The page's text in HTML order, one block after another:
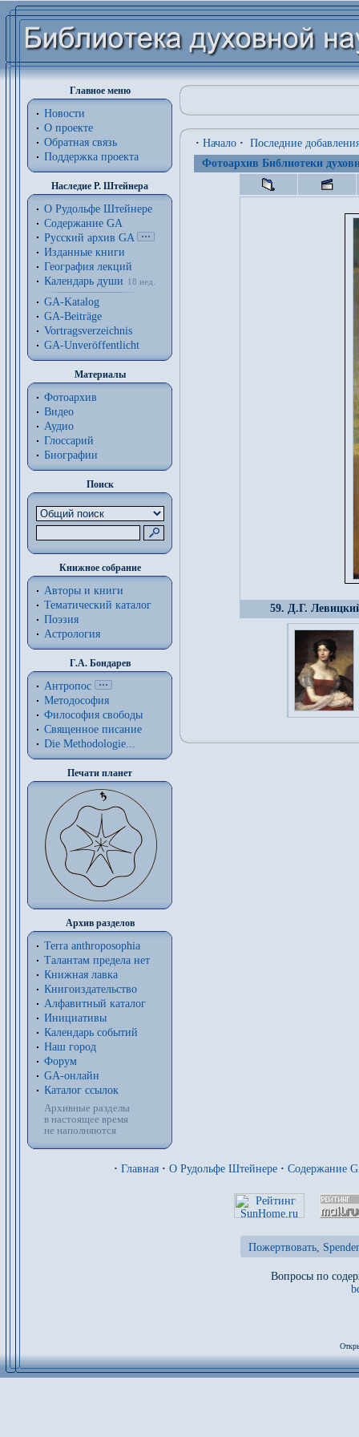
Главное меню
Новости
О проекте
Обратная связь
Поддержка проекта
Наследие Р. Штейнера
О Рудольфе Штейнере
Содержание GA
Русский архив GA
Изданные книги
География лекций
Календарь души
18 нед.
GA-Katalog
GA-Beiträge
Vortragsverzeichnis
GA-Unveröffentlicht
Материалы
Фотоархив
Видео
Аудио
Глоссарий
Биографии
Поиск
Книжное собрание
Авторы и книги
Тематический каталог
Поэзия
Астрология
Г.А. Бондарев
Антропос
Методософия
Философия cвободы
Священное писание
Die Methodologie...
Печати планет
Архив разделов
Terra anthroposophia
Талантам предела нет
Книжная лавка
Книгоиздательство
Алфавитный каталог
Инициативы
Календарь событий
Наш город
Форум
GA-онлайн
Каталог ссылок
Архивные разделы
в настоящее время
не наполняются
· Начало · Последние
Фотоархив Библиотеки
59. Д.Г.
· Главная · О Рудольфе Штейнере · Содержание
Пожертвовать,
Вопросы по